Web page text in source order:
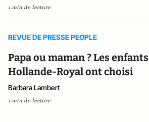
1 min de lecture
REVUE DE PRESSE PEOPLE
Papa ou maman ? Les enfants
Hollande-Royal ont choisi
Barbara Lambert
1 min de lecture